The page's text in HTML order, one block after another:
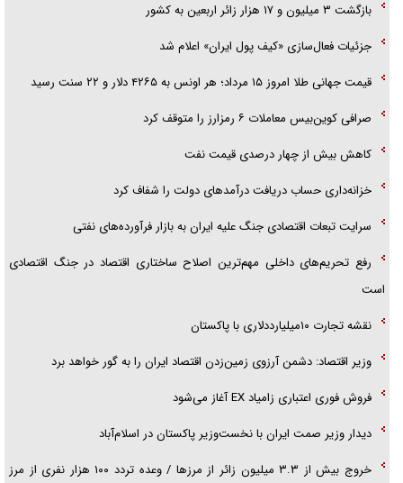
بازگشت ۳ میلیون و ۱۷ هزار زائر اربعین به کشور
جزئیات فعال‌سازی «کیف پول ایران» اعلام شد
قیمت جهانی طلا امروز ۱۵ مرداد؛ هر اونس به ۴۲۶۵ دلار و ۲۲ سنت رسید
صرافی کوین‌بیس معاملات ۶ رمزارز را متوقف کرد
کاهش بیش از چهار درصدی قیمت نفت
خزانه‌داری حساب دریافت درآمد‌های دولت را شفاف کرد
سرایت تبعات اقتصادی جنگ علیه ایران به بازار فرآورده‌های نفتی
رفع تحریم‌های داخلی مهم‌ترین اصلاح ساختاری اقتصاد در جنگ اقتصادی
است
نقشه تجارت ۱۰میلیارددلاری با پاکستان
وزیر اقتصاد: دشمن آرزوی زمین‌زدن اقتصاد ایران را به گور خواهد برد
فروش فوری اعتباری زامیاد EX آغاز می‌شود
دیدار وزیر صمت ایران با نخست‌وزیر پاکستان در اسلام‌آباد
خروج بیش از ۳.۳ میلیون زائر از مرز‌ها / وعده تردد ۱۰۰ هزار نفری از مرز